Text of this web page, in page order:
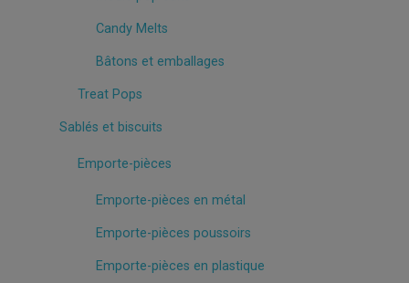
Candy Melts
Bâtons et emballages
Treat Pops
Sablés et biscuits
Emporte-pièces
Emporte-pièces en métal
Emporte-pièces poussoirs
Emporte-pièces en plastique